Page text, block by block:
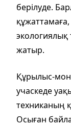
берілуде.
экологиялық
жатыр.
Құрылыс-
учаскеде
техниканың
Осыған